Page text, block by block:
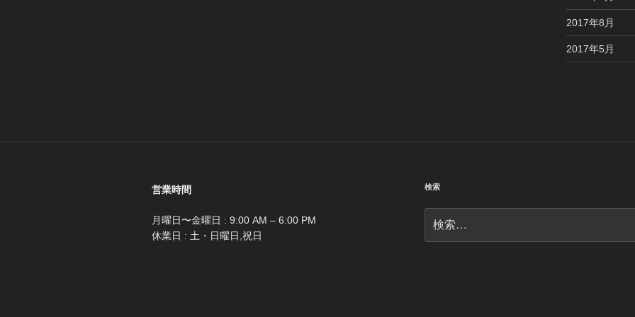
2017年8月
2017年5月
営業時間
月曜日〜金曜日 : 9:00 AM – 6:00 PM
休業日 : 土・日曜日,祝日
検索
索: